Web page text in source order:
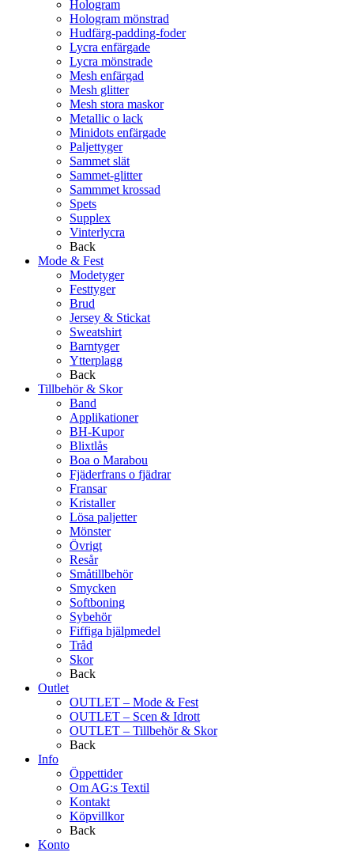
Hologram
Hologram mönstrad
Hudfärg-padding-foder
Lycra enfärgade
Lycra mönstrade
Mesh enfärgad
Mesh glitter
Mesh stora maskor
Metallic o lack
Minidots enfärgade
Paljettyger
Sammet slät
Sammet-glitter
Sammmet krossad
Spets
Supplex
Vinterlycra
Back
Mode & Fest
Modetyger
Festtyger
Brud
Jersey & Stickat
Sweatshirt
Barntyger
Ytterplagg
Back
Tillbehör & Skor
Band
Applikationer
BH-Kupor
Blixtlås
Boa o Marabou
Fjäderfrans o fjädrar
Fransar
Kristaller
Lösa paljetter
Mönster
Övrigt
Resår
Småtillbehör
Smycken
Softboning
Sybehör
Fiffiga hjälpmedel
Tråd
Skor
Back
Outlet
OUTLET – Mode & Fest
OUTLET – Scen & Idrott
OUTLET – Tillbehör & Skor
Back
Info
Öppettider
Om AG:s Textil
Kontakt
Köpvillkor
Back
Konto